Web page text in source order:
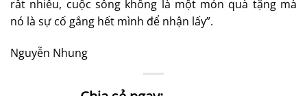
rất nhiều, cuộc sống không là một món quà tặng mà
nó là sự cố gắng hết mình để nhận lấy”.
Nguyễn Nhung